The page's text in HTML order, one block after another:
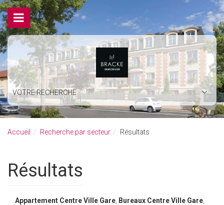
VOTRE RECHERCHE
Accueil Recherche par secteur Résultats
Résultats
Appartement Centre Ville Gare Bureaux Centre Ville Gare